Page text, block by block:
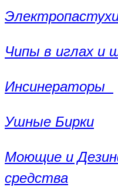
Чипы в иглах и
Инсинераторы
Ушные Бирки
Моющие и
средства